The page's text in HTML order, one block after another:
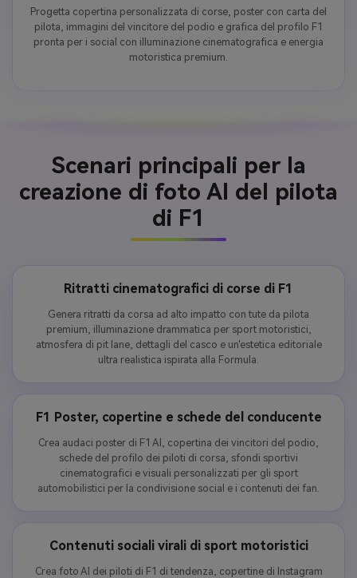
Progetta copertina personalizzata di corse, poster con carta del
pilota, immagini del vincitore del podio e grafica del profilo F1
pronta per i social con illuminazione cinematografica e energia
motoristica premium.
Scenari principali per la
creazione di foto AI del pilota
di F1
Ritratti cinematografici di corse di F1
Genera ritratti da corsa ad alto impatto con tute da pilota
premium, illuminazione drammatica per sport motoristici,
atmosfera di pit lane, dettagli del casco e un'estetica editoriale
ultra realistica ispirata alla Formula.
F1 Poster, copertine e schede del conducente
Crea audaci poster di F1 AI, copertina dei vincitori del podio,
schede del profilo dei piloti di corsa, sfondi sportivi
cinematografici e visuali personalizzati per gli sport
automobilistici per la condivisione social e i contenuti dei fan.
Contenuti sociali virali di sport motoristici
Crea foto AI dei piloti di F1 di tendenza, copertine di Instagram